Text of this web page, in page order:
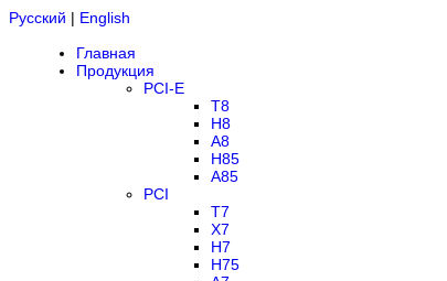
Русский | English
Главная
Продукция
PCI-E
T8
H8
A8
H85
A85
PCI
T7
X7
H7
H75